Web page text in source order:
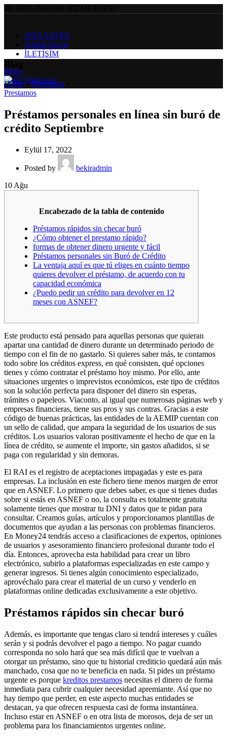
ANA SAYFA
Teknik Servis
İLETİŞİM
Menu
Home»Prestamos
Prestamos
Préstamos personales en línea sin buró de
crédito Septiembre
Eylül 17, 2022
Posted by
bekiradmin
10 Ağu
Encabezado de la tabla de contenido
Préstamos rápidos sin checar buró
¿Cómo obtener el prestamo rápido?
formas de obtener dinero urgente y fácil
Préstamos personales sin Buró de Crédito
La ventaja aquí es que tú eliges en cuánto tiempo
quieres devolver el préstamo, de acuerdo con tu
capacidad económica
¿Puedo pedir un crédito para devolver en 12
meses con ASNEF?
Este producto está pensado para aquellas personas que quieran
apartar una cantidad de dinero durante un determinado periodo de
tiempo con el fin de no gastarlo. Si quieres saber más, te contamos
todo sobre los créditos express, en qué consisten, qué opciones
tienes y cómo contratar el préstamo hoy mismo. Por ello, ante
situaciones urgentes o imprevistos económicos, este tipo de créditos
son la solución perfecta para disponer del dinero sin esperas,
trámites o papeleos. Viaconto, al igual que numerosas páginas web y
empresas financieras, tiene sus pros y sus contras. Gracias a este
código de buenas prácticas, las entidades de la AEMIP cuentan con
un sello de calidad, que ampara la seguridad de los usuarios de sus
créditos. Los usuarios valoran positivamente el hecho de que en la
línea de crédito, se aumente el importe, sin gastos añadidos, si se
paga con regularidad y sin demoras.
El RAI es el registro de aceptaciones impagadas y este es para
empresas. La inclusión en este fichero tiene menos margen de error
que en ASNEF. Lo primero que debes saber, es que si tienes dudas
sobre si estás en ASNEF o no, la consulta es totalmente gratuita
solamente tienes que mostrar tu DNI y datos que te pidan para
consultar. Creamos guías, artículos y proporcionamos plantillas de
documentos que ayudan a las personas con problemas financieros.
En Money24 tendrás acceso a clasificaciones de expertos, opiniones
de usuarios y asesoramiento financiero profesional durante todo el
día. Entonces, aprovecha esta habilidad para crear un libro
electrónico, subirlo a plataformas especializadas en este campo y
generar ingresos. Si tienes algún conocimiento especializado,
aprovéchalo para crear el material de un curso y venderlo en
plataformas online dedicadas exclusivamente a este objetivo.
Préstamos rápidos sin checar buró
Además, es importante que tengas claro si tendrá intereses y cuáles
serán y si podrás devolver el pago a tiempo. No pagar cuando
corresponda no solo hará que sea más difícil que te vuelvan a
otorgar un préstamo, sino que tu historial crediticio quedará aún más
manchado, cosa que no te beneficia en nada. Si pides un préstamo
urgente es porque kreditos prestamos necesitas el dinero de forma
inmediata para cubrir cualquier necesidad apremiante. Así que no
hay tiempo que perder, en este aspecto muchas entidades se
destacan, ya que ofrecen respuesta casi de forma instantánea.
Incluso estar en ASNEF o en otra lista de morosos, deja de ser un
problema para los financiamientos urgentes online.